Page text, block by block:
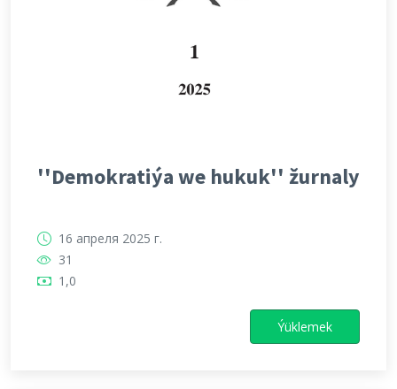
''Demokratiýa we hukuk'' žurnaly
16 апреля 2025 г.
31
1,0
Ýüklemek